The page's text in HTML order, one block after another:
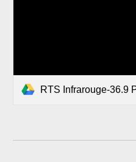
RTS Infrarouge-36.9